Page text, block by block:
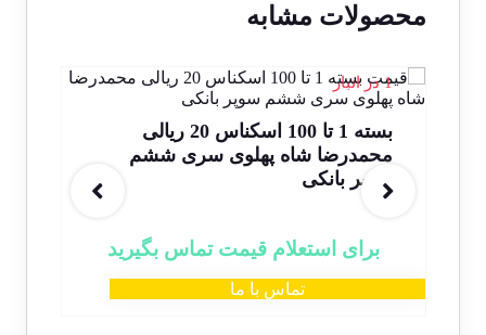
محصولات مشابه
1 در انبار
بسته 1 تا 100 اسکناس 20 ریالی
محمدرضا شاه پهلوی سری ششم
سوپر بانکی
برای استعلام قیمت تماس بگیرید
تماس با ما